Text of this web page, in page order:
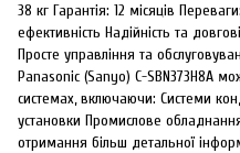
38 кг Гарантія: 12 місяців
ефективність Надійність та
Просте управління та
Panasonic (Sanyo) C-SBN373H8A
системах, включаючи: Системи
установки Промислове
отримання більш детальної